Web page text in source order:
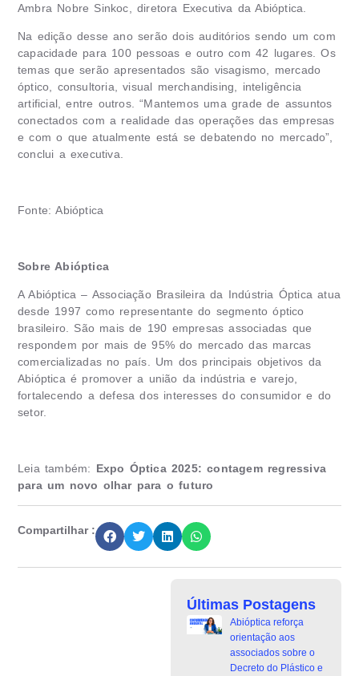
Ambra Nobre Sinkoc, diretora Executiva da Abióptica.
Na edição desse ano serão dois auditórios sendo um com
capacidade para 100 pessoas e outro com 42 lugares. Os
temas que serão apresentados são visagismo, mercado
óptico, consultoria, visual merchandising, inteligência
artificial, entre outros. “Mantemos uma grade de assuntos
conectados com a realidade das operações das empresas
e com o que atualmente está se debatendo no mercado”,
conclui a executiva.
Fonte: Abióptica
Sobre Abióptica
A Abióptica – Associação Brasileira da Indústria Óptica atua
desde 1997 como representante do segmento óptico
brasileiro. São mais de 190 empresas associadas que
respondem por mais de 95% do mercado das marcas
comercializadas no país. Um dos principais objetivos da
Abióptica é promover a união da indústria e varejo,
fortalecendo a defesa dos interesses do consumidor e do
setor.
Leia também: Expo Óptica 2025: contagem regressiva
para um novo olhar para o futuro
Compartilhar :
Últimas Postagens
Abióptica reforça
orientação aos
associados sobre o
Decreto do Plástico e